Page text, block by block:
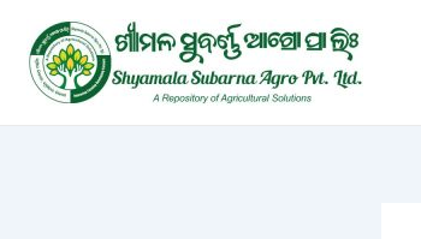
content